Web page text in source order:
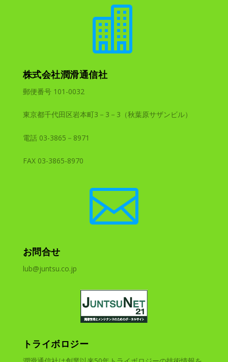

株式会社潤滑通信社
郵便番号 101-0032
東京都千代田区岩本町3－3－3（秋葉原サザンビル）
電話 03-3865－8971
FAX 03-3865-8970

お問合せ
lub@juntsu.co.jp
トライボロジー